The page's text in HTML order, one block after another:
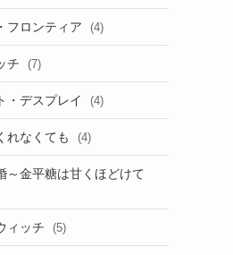
フロンティア (4)
チ (7)
・デスプレイ (4)
れなくても (4)
～金平糖は甘くほどけて
ィッチ (5)